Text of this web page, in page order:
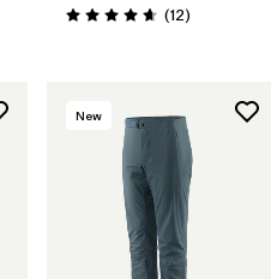
Valoración: 4.7 / 5
(12Comentarios
)
New